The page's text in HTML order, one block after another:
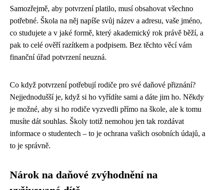
Samozřejmě, aby potvrzení platilo, musí obsahovat všechno
potřebné. Škola na něj napíše svůj název a adresu, vaše jméno,
co studujete a v jaké formě, který akademický rok právě běží, a
pak to celé ověří razítkem a podpisem. Bez těchto věcí vám
finanční úřad potvrzení neuzná.
Co když potvrzení potřebují rodiče pro své daňové přiznání?
Nejjednodušší je, když si ho vyřídíte sami a dáte jim ho. Někdy
je možné, aby si ho rodiče vyzvedli přímo na škole, ale k tomu
musíte dát souhlas. Školy totiž nemohou jen tak rozdávat
informace o studentech – to je ochrana vašich osobních údajů, a
to je správně.
Nárok na daňové zvýhodnění na